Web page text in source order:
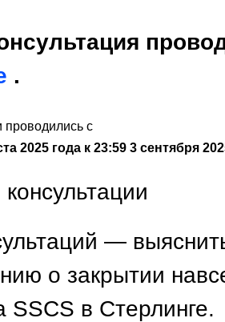
.
проводились с
2025 года к 23:59 3 сентября
—
о закрытии
SSCS в Стерлинге.